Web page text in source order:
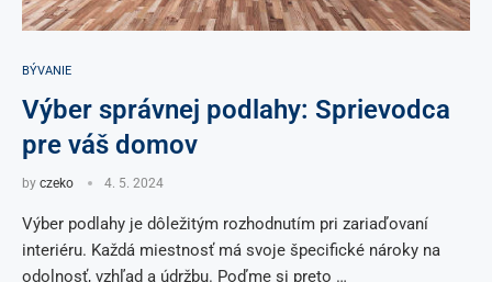
BÝVANIE
Výber správnej podlahy: Sprievodca
pre váš domov
by czeko 4. 5. 2024
Výber podlahy je dôležitým rozhodnutím pri zariaďovaní
interiéru. Každá miestnosť má svoje špecifické nároky na
odolnosť, vzhľad a údržbu. Poďme si preto …